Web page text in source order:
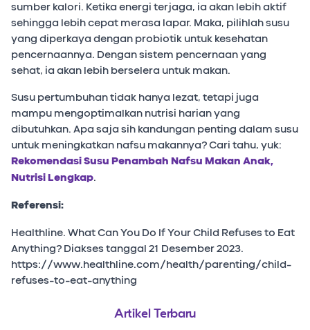
sumber kalori. Ketika energi terjaga, ia akan lebih aktif
sehingga lebih cepat merasa lapar. Maka, pilihlah susu
yang diperkaya dengan probiotik untuk kesehatan
pencernaannya. Dengan sistem pencernaan yang
sehat, ia akan lebih berselera untuk makan.
Susu pertumbuhan tidak hanya lezat, tetapi juga
mampu mengoptimalkan nutrisi harian yang
dibutuhkan. Apa saja sih kandungan penting dalam susu
untuk meningkatkan nafsu makannya? Cari tahu, yuk:
Rekomendasi Susu Penambah Nafsu Makan Anak,
Nutrisi Lengkap.
Referensi:
Healthline. What Can You Do If Your Child Refuses to Eat
Anything? Diakses tanggal 21 Desember 2023.
https://www.healthline.com/health/parenting/child-
refuses-to-eat-anything
Artikel Terbaru